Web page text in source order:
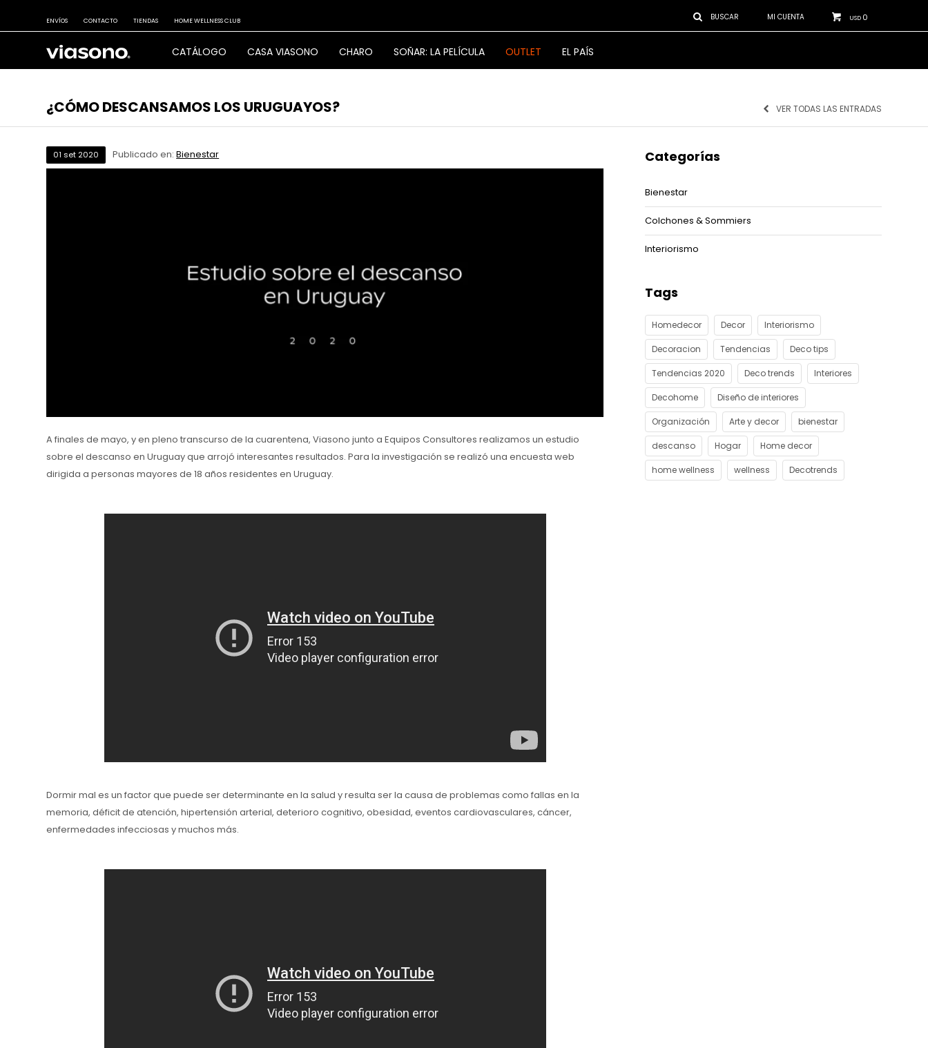
CATÁLOGO CASA VIASONO CHARO SOÑAR: LA PELÍCULA OUTLET EL PAÍS
USD 0
ENVÍOS CONTACTO TIENDAS HOME WELLNESS CLUB
¿CÓMO DESCANSAMOS LOS URUGUAYOS? VER TODAS LAS ENTRADAS
01 set 2020 Publicado en:Bienestar
A finales de mayo, y en pleno transcurso de la cuarentena, Viasono junto a Equipos Consultores realizamos un estudio
sobre el descanso en Uruguay que arrojó interesantes resultados. Para la investigación se realizó una encuesta web
dirigida a personas mayores de 18 años residentes en Uruguay.
Dormir mal es un factor que puede ser determinante en la salud y resulta ser la causa de problemas como fallas en la
memoria, déficit de atención, hipertensión arterial, deterioro cognitivo, obesidad, eventos cardiovasculares, cáncer,
enfermedades infecciosas y muchos más.
Categorías
Bienestar
Colchones & Sommiers
Interiorismo
Tags
Homedecor Decor Interiorismo
Decoracion Tendencias Deco tips
Tendencias 2020 Deco trends Interiores
Decohome Diseño de interiores
Organización Arte y decor bienestar
descanso Hogar Home decor
home wellness wellness Decotrends